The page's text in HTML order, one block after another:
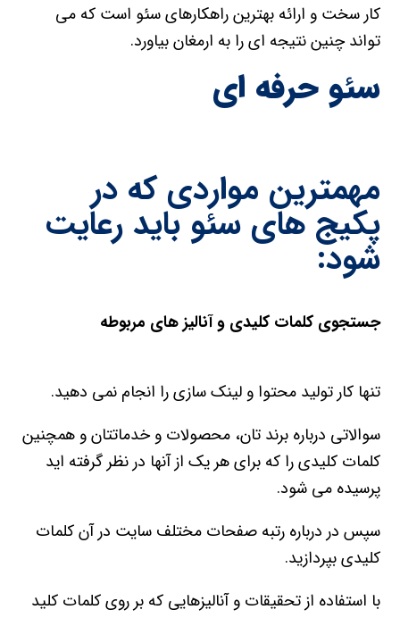
کار سخت و ارائه بهترین راهکارهای سئو است که می
تواند چنین نتیجه ای را به ارمغان بیاورد.
سئو حرفه ای
مهمترین مواردی که در
پکیج های سئو باید رعایت
شود:
جستجوی کلمات کلیدی و آنالیز های مربوطه
تنها کار تولید محتوا و لینک سازی را انجام نمی دهید.
سوالاتی درباره برند تان، محصولات و خدماتتان و همچنین
کلمات کلیدی را که برای هر یک از آنها در نظر گرفته اید
پرسیده می شود.
سپس در درباره رتبه صفحات مختلف سایت در آن کلمات
کلیدی بپردازید.
با استفاده از تحقیقات و آنالیزهایی که بر روی کلمات کلید